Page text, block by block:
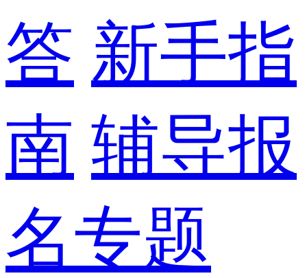
答 新手指
南 辅导报
名专题